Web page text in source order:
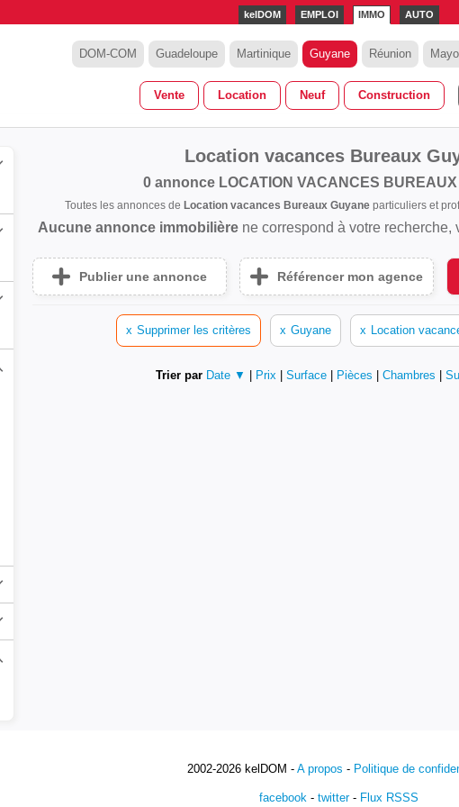
kelDOM EMPLOI IMMO AUTO
DOM-COM Guadeloupe Martinique Guyane Réunion
Vente Location Neuf Construction
Location vacances Bureaux
0 annonce LOCATION VACANCES BUREAUX
Toutes les annonces de Location vacances Bureaux Guyane particuliers et
Aucune annonce immobilièrene correspond à votre recherche,
Publier une annonce Référencer mon agence
x Supprimer les critères x Guyane x Location
Trier par Date ▼ Prix Surface Pièces Chambres
2002-2026 kelDOM - A propos - Politique de
facebook- twitter- Flux RSSS